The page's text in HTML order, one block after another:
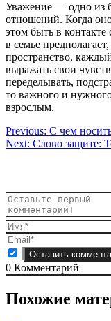
Уважение — одно из
отношений. Когда
этом быть в
в семье
пространство,
выражать свои
переделывать,
то важного и
взрослым.
Навигация
по
Previous: С чем
Next: Слово защите:
0 Комментарий
Похожие